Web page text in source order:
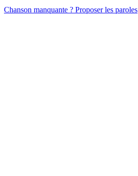
Chanson manquante ? Proposer les paroles